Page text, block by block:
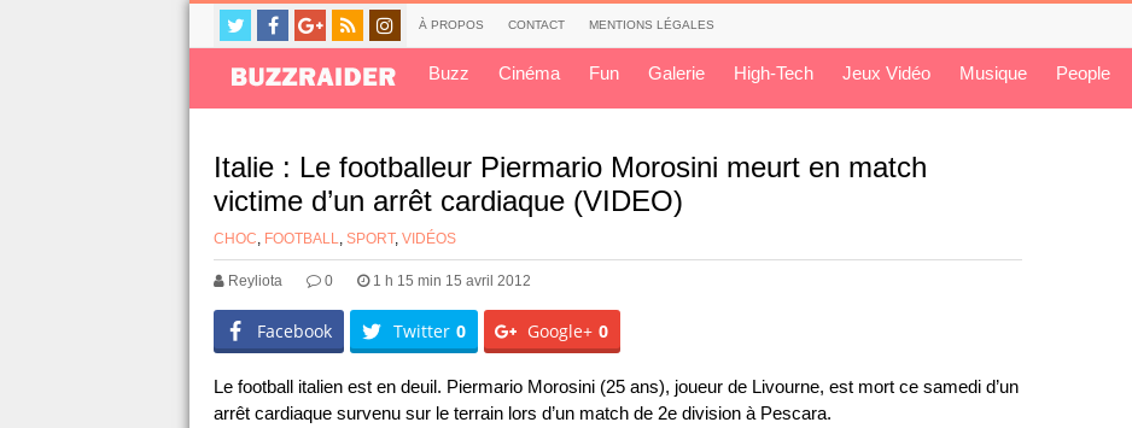
À PROPOS CONTACT MENTIONS LÉGALES
Buzz Cinéma Fun Galerie High-Tech Jeux Vidéo Musique People
Italie : Le footballeur Piermario Morosini meurt en match
victime d’un arrêt cardiaque (VIDEO)
CHOC, FOOTBALL, SPORT, VIDÉOS
Reyliota 0 1 h 15 min 15 avril 2012
Facebook Twitter 0 Google+ 0
Le football italien est en deuil. Piermario Morosini (25 ans), joueur de Livourne, est mort ce samedi d’un
arrêt cardiaque survenu sur le terrain lors d’un match de 2e division à Pescara.